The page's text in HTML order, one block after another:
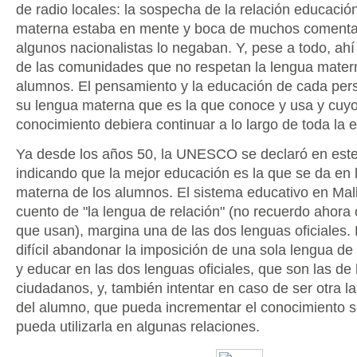
de radio locales: la sospecha de la relación
materna estaba en mente y boca de muchos
algunos nacionalistas lo negaban. Y, pese a todo,
de las comunidades que no respetan la lengua
alumnos. El pensamiento y la educación de cada
su lengua materna que es la que conoce y usa y
conocimiento debiera continuar a lo largo de toda la
Ya desde los años 50, la UNESCO se declaró en
indicando que la mejor educación es la que se da en
materna de los alumnos. El sistema educativo en
cuento de "la lengua de relación" (no recuerdo ahora
que usan), margina una de las dos lenguas oficiales.
difícil abandonar la imposición de una sola lengua
y educar en las dos lenguas oficiales, que son las
ciudadanos, y, también intentar en caso de ser otra
del alumno, que pueda incrementar el conocimiento
pueda utilizarla en algunas relaciones.